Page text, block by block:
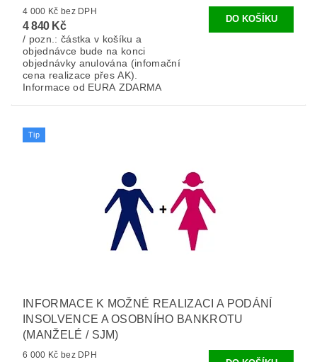
4 000 Kč bez DPH
4 840 Kč
/ pozn.: částka v košíku a
objednávce bude na konci
objednávky anulována (infomační
cena realizace přes AK).
Informace od EURA ZDARMA
Tip
INFORMACE K MOŽNÉ REALIZACI A PODÁNÍ
INSOLVENCE A OSOBNÍHO BANKROTU
(MANŽELÉ / SJM)
6 000 Kč bez DPH